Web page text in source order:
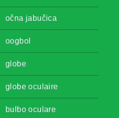
očna jabučica
oogbol
globe
globe oculaire
bulbo oculare